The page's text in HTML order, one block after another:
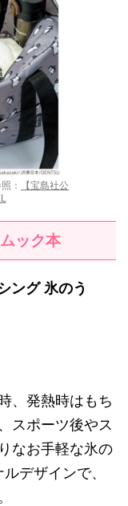
：
【宝島社公
ック本
ング 氷のう
、発熱時はもち
スポーツ後やス
なお手軽な氷の
デザインで、